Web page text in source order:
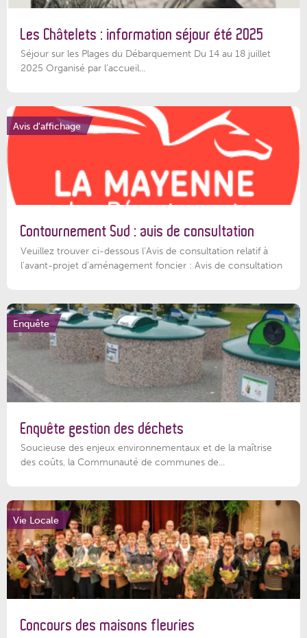
Les Châtelets : information séjour été 2025
Séjour sur les Plages du Débarquement Du 14 au 18 juillet
2025 Organisé par l’accueil...
Avis d'affichage
Contournement Sud : avis de consultation
Veuillez trouver ci-dessous l’Avis de consultation relatif à
l'avant-projet d'aménagement foncier : Avis de consultation
Enquête
Enquête gestion des déchets
Soucieuse des enjeux environnementaux et de la maîtrise
des coûts, la Communauté de communes de...
Vie Locale
Concours des maisons fleuries